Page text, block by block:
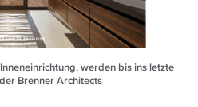
werden bis ins letzte
Brenner Architects